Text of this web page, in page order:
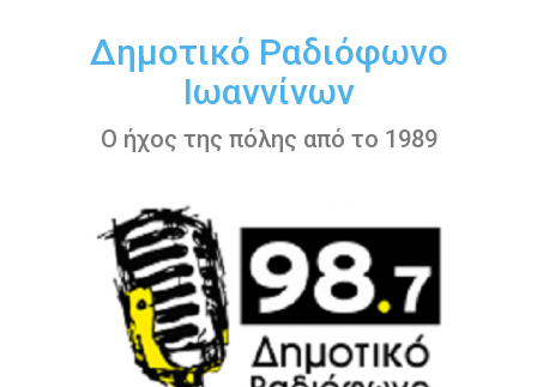
περιεχόμενοΔημοτικό Ραδιόφωνο
Ιωαννίνων
Ο ήχος της πόλης από το 1989